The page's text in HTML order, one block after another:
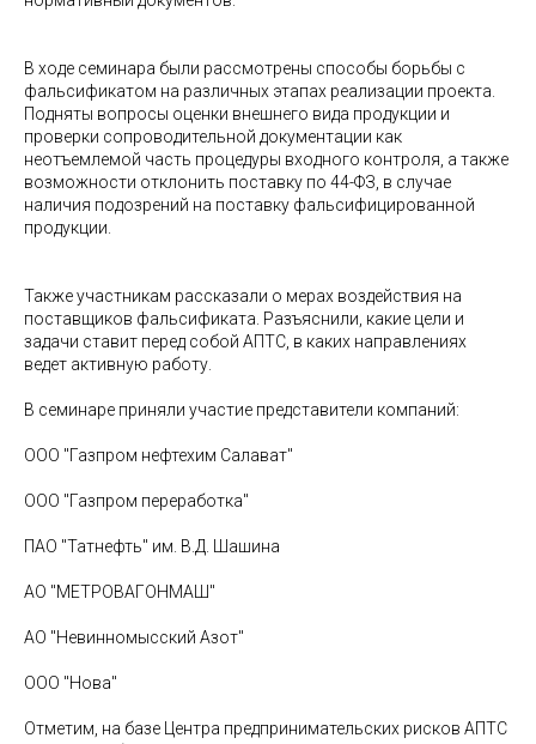
В ходе семинара были рассмотрены способы борьбы с
фальсификатом на различных этапах реализации проекта.
Подняты вопросы оценки внешнего вида продукции и
проверки сопроводительной документации как
неотъемлемой часть процедуры входного контроля, а также
возможности отклонить поставку по 44-ФЗ, в случае
наличия подозрений на поставку фальсифицированной
продукции.
Также участникам рассказали о мерах воздействия на
поставщиков фальсификата. Разъяснили, какие цели и
задачи ставит перед собой АПТС, в каких направлениях
ведет активную работу.
В семинаре приняли участие представители компаний:
ООО "Газпром нефтехим Салават"
ООО "Газпром переработка"
ПАО "Татнефть" им. В.Д. Шашина
АО "МЕТРОВАГОНМАШ"
АО "Невинномысский Азот"
ООО "Нова"
Отметим, на базе Центра предпринимательских рисков АПТС